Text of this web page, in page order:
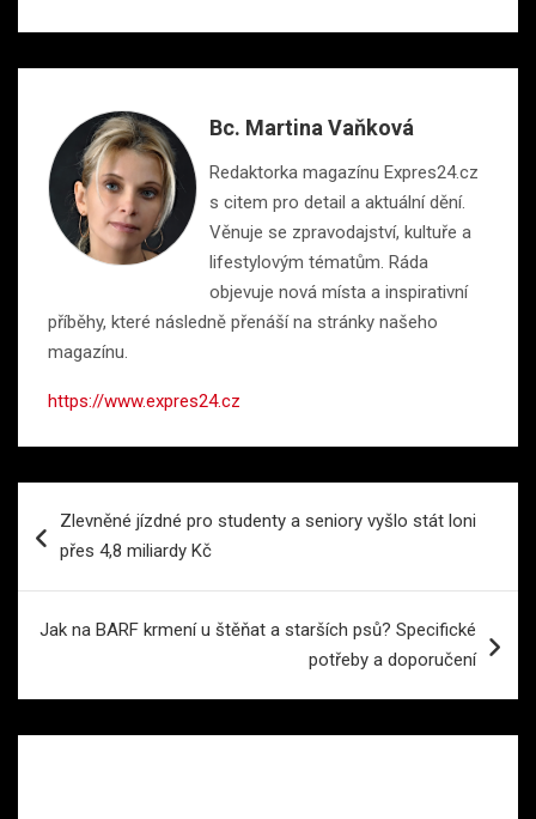
Bc. Martina Vaňková
Redaktorka magazínu Expres24.cz
s citem pro detail a aktuální dění.
Věnuje se zpravodajství, kultuře a
lifestylovým tématům. Ráda
objevuje nová místa a inspirativní
příběhy, které následně přenáší na stránky našeho
magazínu.
https://www.expres24.cz
proZlevněné jízdné pro studenty a seniory vyšlo stát loni
přes 4,8 miliardy Kč
Jak na BARF krmení u štěňat a starších psů? Specifické
potřeby a doporučení